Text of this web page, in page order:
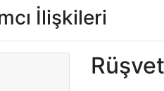
İlişkileri